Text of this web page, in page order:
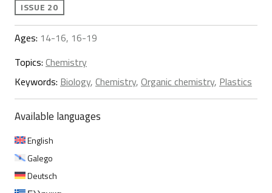
ISSUE 20
Ages: 14-16, 16-19
Topics: Chemistry
Keywords: Biology, Chemistry, Organic chemistry, Plastics
Available languages
English
Galego
Deutsch